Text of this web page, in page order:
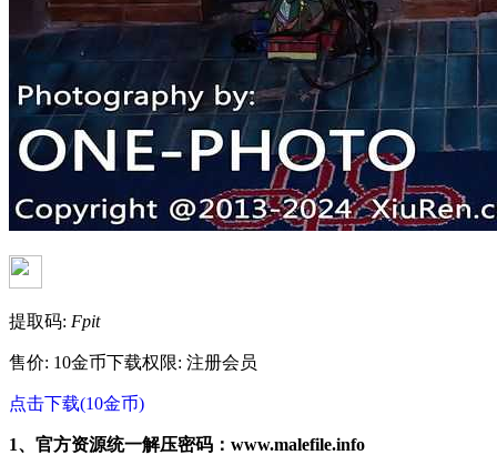
提取码: Fpit
售价: 10金币下载权限: 注册会员
点击下载(10金币)
1、官方资源统一解压密码：www.malefile.info